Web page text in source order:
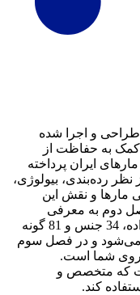
و اجرا شده
به حفاظت از
مارهای ایران پرداخته
رده‌بندی، بیولوژی،
و نقش این
به معرفی
تنوع‌زیستی مارهای ایران در غالب 7 خانواده، 34 جنس و 81 گونه
و در فصل سوم
شما است.
متخصص و
کند.